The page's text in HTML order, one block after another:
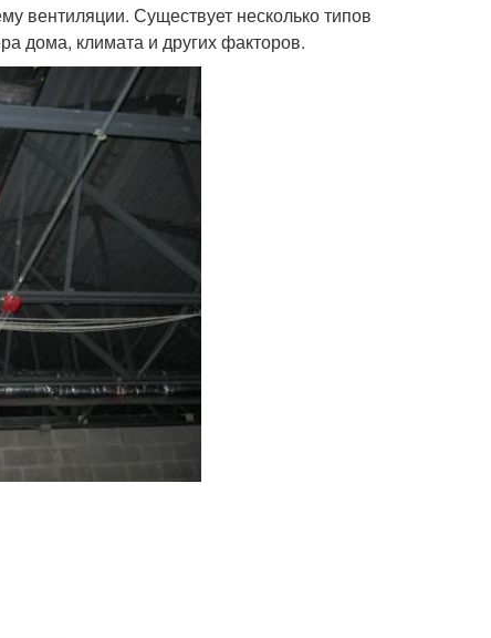
вентиляции. Существует несколько типов
дома, климата и других факторов.